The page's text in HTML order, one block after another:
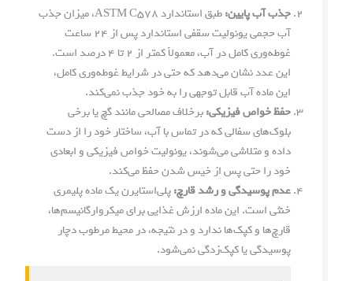
جذب آب پایین:
طبق استاندارد ASTM C578، میزان جذب
آب حجمی یونولیت سقفی استاندارد پس از ۲۴ ساعت
غوطه‌وری کامل در آب، معمولاً کمتر از ۲ تا ۴ درصد است.
این عدد نشان می‌دهد که حتی در شرایط غوطه‌وری کامل،
این ماده آب قابل توجهی را به خود جذب نمی‌کند.
حفظ خواص فیزیکی:برخلاف مصالحی مانند گچ یا برخی
بلوک‌های سفالی که در تماس با آب، ساختار خود را از دست
داده و متلاشی می‌شوند، یونولیت خواص فیزیکی و ابعادی
خود را حتی پس از خیس شدن حفظ می‌کند.
عدم پوسیدگی و رشد قارچ:پلی‌استایرن یک ماده پلیمری
خنثی است. این ماده ارزش غذایی برای میکروارگانیسم‌ها،
قارچ‌ها و کپک‌ها ندارد و در نتیجه، در محیط مرطوب دچار
پوسیدگی یا کپک‌زدگی نمی‌شود.